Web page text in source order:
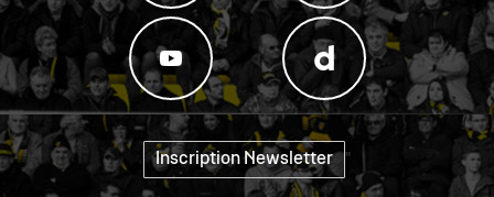
Inscription Newsletter "